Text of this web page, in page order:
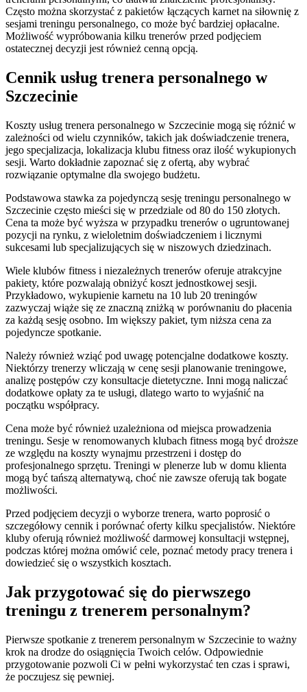
Często można skorzystać z pakietów łączących karnet na siłownię z
sesjami treningu personalnego, co może być bardziej opłacalne.
Możliwość wypróbowania kilku trenerów przed podjęciem
ostatecznej decyzji jest również cenną opcją.
Cennik usług trenera personalnego w
Szczecinie
Koszty usług trenera personalnego w Szczecinie mogą się różnić w
zależności od wielu czynników, takich jak doświadczenie trenera,
jego specjalizacja, lokalizacja klubu fitness oraz ilość wykupionych
sesji. Warto dokładnie zapoznać się z ofertą, aby wybrać
rozwiązanie optymalne dla swojego budżetu.
Podstawowa stawka za pojedynczą sesję treningu personalnego w
Szczecinie często mieści się w przedziale od 80 do 150 złotych.
Cena ta może być wyższa w przypadku trenerów o ugruntowanej
pozycji na rynku, z wieloletnim doświadczeniem i licznymi
sukcesami lub specjalizujących się w niszowych dziedzinach.
Wiele klubów fitness i niezależnych trenerów oferuje atrakcyjne
pakiety, które pozwalają obniżyć koszt jednostkowej sesji.
Przykładowo, wykupienie karnetu na 10 lub 20 treningów
zazwyczaj wiąże się ze znaczną zniżką w porównaniu do płacenia
za każdą sesję osobno. Im większy pakiet, tym niższa cena za
pojedyncze spotkanie.
Należy również wziąć pod uwagę potencjalne dodatkowe koszty.
Niektórzy trenerzy wliczają w cenę sesji planowanie treningowe,
analizę postępów czy konsultacje dietetyczne. Inni mogą naliczać
dodatkowe opłaty za te usługi, dlatego warto to wyjaśnić na
początku współpracy.
Cena może być również uzależniona od miejsca prowadzenia
treningu. Sesje w renomowanych klubach fitness mogą być droższe
ze względu na koszty wynajmu przestrzeni i dostęp do
profesjonalnego sprzętu. Treningi w plenerze lub w domu klienta
mogą być tańszą alternatywą, choć nie zawsze oferują tak bogate
możliwości.
Przed podjęciem decyzji o wyborze trenera, warto poprosić o
szczegółowy cennik i porównać oferty kilku specjalistów. Niektóre
kluby oferują również możliwość darmowej konsultacji wstępnej,
podczas której można omówić cele, poznać metody pracy trenera i
dowiedzieć się o wszystkich kosztach.
Jak przygotować się do pierwszego
treningu z trenerem personalnym?
Pierwsze spotkanie z trenerem personalnym w Szczecinie to ważny
krok na drodze do osiągnięcia Twoich celów. Odpowiednie
przygotowanie pozwoli Ci w pełni wykorzystać ten czas i sprawi,
że poczujesz się pewniej.